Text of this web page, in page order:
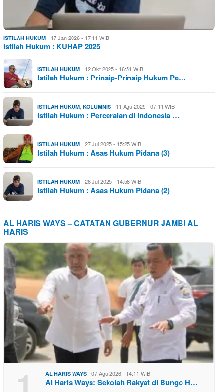
ISTILAH HUKUM 17 Jan 2026 - 17:11 WIB
Istilah Hukum : KUHAP 2025
ISTILAH HUKUM 12 Okt 2025 - 16:51 WIB
Istilah Hukum : Prinsip-Prinsip Hukum Pe…
ISTILAH HUKUM, KOLUMNIS 11 Agu 2025 - 07:11 WIB
Istilah Hukum : Perceraian di Indonesia …
ISTILAH HUKUM 27 Jul 2025 - 15:25 WIB
Istilah Hukum : Asas Hukum Pidana (3)
ISTILAH HUKUM 26 Jul 2025 - 14:58 WIB
Istilah Hukum : Asas Hukum Pidana (2)
AL HARIS WAYS – CATATAN GUBERNUR JAMBI AL
HARIS
AL HARIS WAYS 07 Agu 2026 - 14:11 WIB
Al Haris Ways: Sekolah Rakyat di Bungo H…